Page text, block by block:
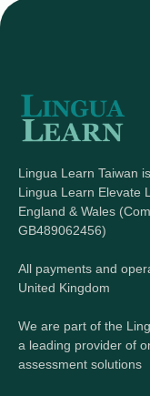
Lingua Learn Taiwan
Lingua Learn Elevate
England & Wales
GB489062456)
All payments and
United Kingdom
We are part of the
a leading provider of
assessment solutions